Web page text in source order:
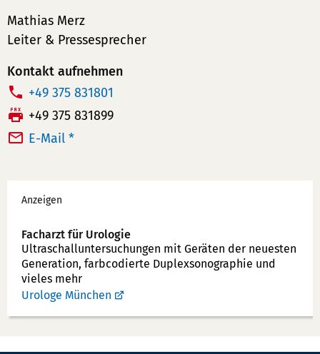
Mathias Merz
Leiter & Pressesprecher
Kontakt aufnehmen
T
e
l
n
u
m
m
e
r:
+49 375 831801
F
a
+49 375 831899
E-Mail *
Werbung
Anzeigen
Facharzt für Urologie
Ultraschallunter­suchungen mit Geräten der neuesten
Generation, farbcodierte Duplex­sonographie und
vieles mehr
Urologe München